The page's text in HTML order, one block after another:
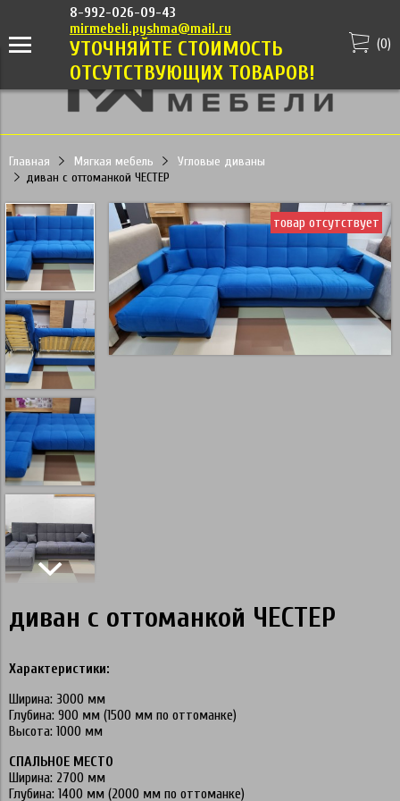
8-992-026-09-43
mirmebeli.pyshma@mail.ru
УТОЧНЯЙТЕ СТОИМОСТЬ
ОТСУТСТВУЮЩИХ ТОВАРОВ!
(0)
Главная Мягкая мебель
Угловые диваны
диван с оттоманкой ЧЕСТЕР
товар отсутствует
диван с оттоманкой ЧЕСТЕР
Характеристики:
Ширина: 3000 мм
Глубина: 900 мм (1500 мм по оттоманке)
Высота: 1000 мм
СПАЛЬНОЕ МЕСТО
Ширина: 2700 мм
Глубина: 1400 мм (2000 мм по оттоманке)